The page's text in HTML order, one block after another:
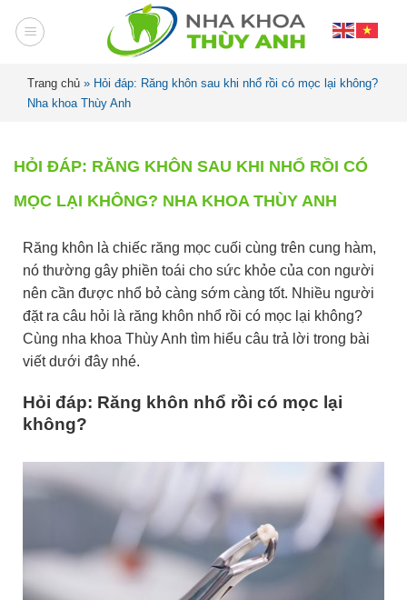
Trang chủ » Hỏi đáp: Răng khôn sau khi nhổ rồi có mọc lại không?
Nha khoa Thùy Anh
HỎI ĐÁP: RĂNG KHÔN SAU KHI NHỔ RỒI CÓ
MỌC LẠI KHÔNG? NHA KHOA THÙY ANH
Răng khôn là chiếc răng mọc cuối cùng trên cung hàm,
nó thường gây phiền toái cho sức khỏe của con người
nên cần được nhổ bỏ càng sớm càng tốt. Nhiều người
đặt ra câu hỏi là răng khôn nhổ rồi có mọc lại không?
Cùng nha khoa Thùy Anh tìm hiểu câu trả lời trong bài
viết dưới đây nhé.
Hỏi đáp: Răng khôn nhổ rồi có mọc lại
không?